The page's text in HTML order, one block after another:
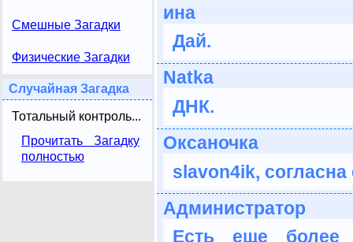
Смешные Загадки
Физические Загадки
Случайная Загадка
Тотальный контроль...
Прочитать Загадку
полностью
ина
Дай.
Natka
ДНК.
Оксаночка
slavon4ik, согласна
Администратор
Есть еще более